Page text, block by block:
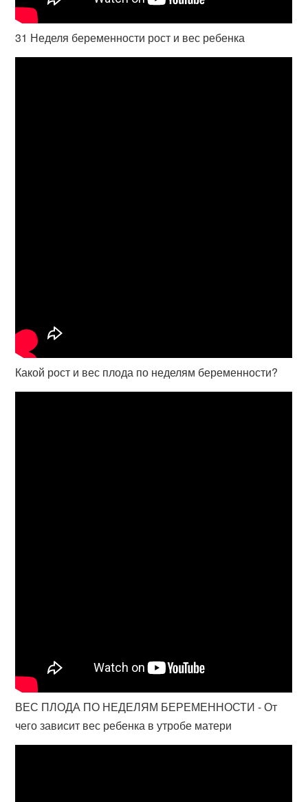
31 Неделя беременности рост и вес ребенка
Какой рост и вес плода по неделям беременности?
ВЕС ПЛОДА ПО НЕДЕЛЯМ БЕРЕМЕННОСТИ - От
чего зависит вес ребенка в утробе матери